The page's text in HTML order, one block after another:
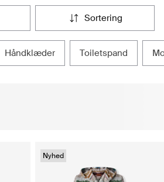
sortering
håndklæder toiletspand
Nyhed